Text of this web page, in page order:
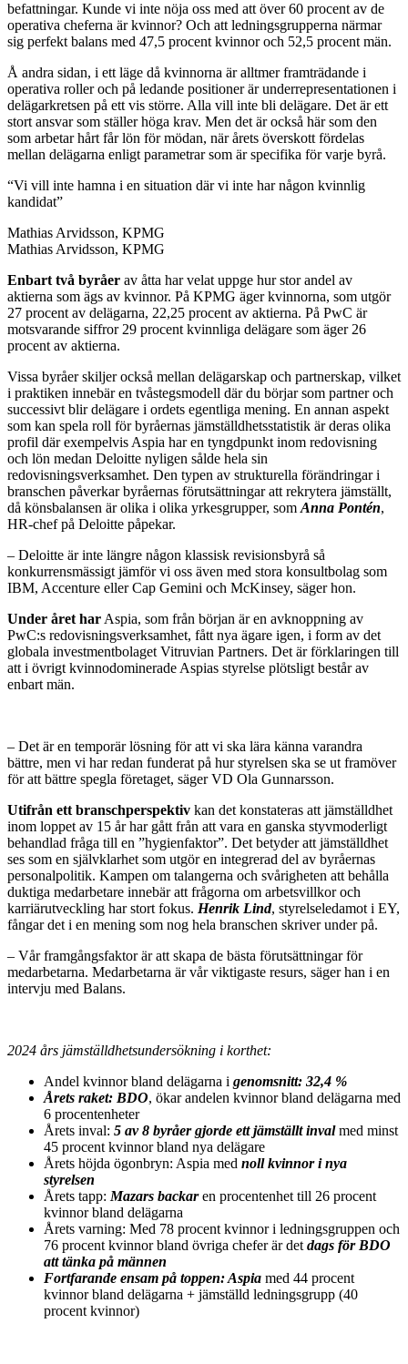
befattningar. Kunde vi inte nöja oss med att över 60 procent av de
operativa cheferna är kvinnor? Och att ledningsgrupperna närmar
sig perfekt balans med 47,5 procent kvinnor och 52,5 procent män.
Å andra sidan, i ett läge då kvinnorna är alltmer framträdande i
operativa roller och på ledande positioner är underrepresentationen i
delägarkretsen på ett vis större. Alla vill inte bli delägare. Det är ett
stort ansvar som ställer höga krav. Men det är också här som den
som arbetar hårt får lön för mödan, när årets överskott fördelas
mellan delägarna enligt parametrar som är specifika för varje byrå.
“Vi vill inte hamna i en situation där vi inte har någon kvinnlig
kandidat”
Mathias Arvidsson, KPMG
Mathias Arvidsson, KPMG
Enbart två byråer av åtta har velat uppge hur stor andel av
aktierna som ägs av kvinnor. På KPMG äger kvinnorna, som utgör
27 procent av delägarna, 22,25 procent av aktierna. På PwC är
motsvarande siffror 29 procent kvinnliga delägare som äger 26
procent av aktierna.
Vissa byråer skiljer också mellan delägarskap och partnerskap, vilket
i praktiken innebär en tvåstegsmodell där du börjar som partner och
successivt blir delägare i ordets egentliga mening. En annan aspekt
som kan spela roll för byråernas jämställdhetsstatistik är deras olika
profil där exempelvis Aspia har en tyngdpunkt inom redovisning
och lön medan Deloitte nyligen sålde hela sin
redovisningsverksamhet. Den typen av strukturella förändringar i
branschen påverkar byråernas förutsättningar att rekrytera jämställt,
då könsbalansen är olika i olika yrkesgrupper, som Anna Pontén,
HR-chef på Deloitte påpekar.
– Deloitte är inte längre någon klassisk revisionsbyrå så
konkurrensmässigt jämför vi oss även med stora konsultbolag som
IBM, Accenture eller Cap Gemini och McKinsey, säger hon.
Under året har Aspia, som från början är en avknoppning av
PwC:s redovisningsverksamhet, fått nya ägare igen, i form av det
globala investmentbolaget Vitruvian Partners. Det är förklaringen till
att i övrigt kvinnodominerade Aspias styrelse plötsligt består av
enbart män.
– Det är en temporär lösning för att vi ska lära känna varandra
bättre, men vi har redan funderat på hur styrelsen ska se ut framöver
för att bättre spegla företaget, säger VD Ola Gunnarsson.
Utifrån ett branschperspektiv kan det konstateras att jämställdhet
inom loppet av 15 år har gått från att vara en ganska styvmoderligt
behandlad fråga till en ”hygienfaktor”. Det betyder att jämställdhet
ses som en självklarhet som utgör en integrerad del av byråernas
personalpolitik. Kampen om talangerna och svårigheten att behålla
duktiga medarbetare innebär att frågorna om arbetsvillkor och
karriärutveckling har stort fokus. Henrik Lind, styrelseledamot i EY,
fångar det i en mening som nog hela branschen skriver under på.
– Vår framgångsfaktor är att skapa de bästa förutsättningar för
medarbetarna. Medarbetarna är vår viktigaste resurs, säger han i en
intervju med Balans.
2024 års jämställdhetsundersökning i korthet:
Andel kvinnor bland delägarna i genomsnitt: 32,4 %
Årets raket: BDO, ökar andelen kvinnor bland delägarna med
6 procentenheter
Årets inval: 5 av 8 byråer gjorde ett jämställt invalmed minst
45 procent kvinnor bland nya delägare
Årets höjda ögonbryn: Aspia med noll kvinnor i nya
styrelsen
Årets tapp: Mazars backaren procentenhet till 26 procent
kvinnor bland delägarna
Årets varning: Med 78 procent kvinnor i ledningsgruppen och
76 procent kvinnor bland övriga chefer är det dags för BDO
att tänka på männen
Fortfarande ensam på toppen: Aspia med 44 procent
kvinnor bland delägarna + jämställd ledningsgrupp (40
procent kvinnor)